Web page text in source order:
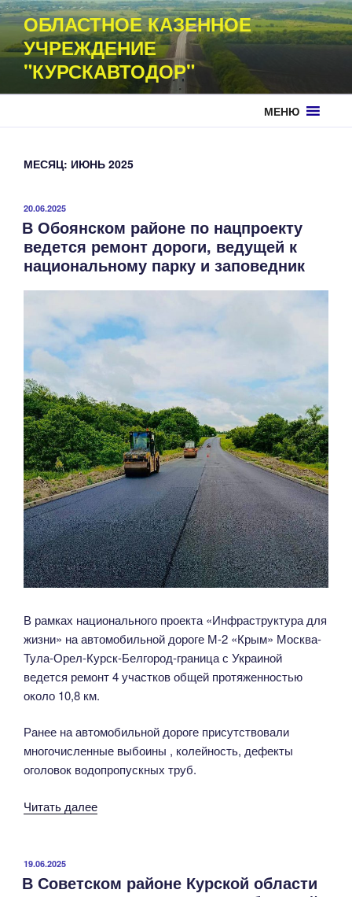
Перейти
к
содержимому
ОБЛАСТНОЕ КАЗЕННОЕ
УЧРЕЖДЕНИЕ
"КУРСКАВТОДОР"
МЕНЮ
МЕСЯЦ: ИЮНЬ 2025
ОПУБЛИКОВАНО
20.06.2025
В Обоянском районе по нацпроекту
ведется ремонт дороги, ведущей к
национальному парку и заповедник
В рамках национального проекта «Инфраструктура для
жизни» на автомобильной дороге М-2 «Крым» Москва-
Тула-Орел-Курск-Белгород-граница с Украиной
ведется ремонт 4 участков общей протяженностью
около 10,8 км.
Ранее на автомобильной дороге присутствовали
многочисленные выбоины , колейность, дефекты
оголовок водопропускных труб.
Читать далее«В
нацпроекту
ОПУБЛИКОВАНО
19.06.2025
В Советском районе Курской области